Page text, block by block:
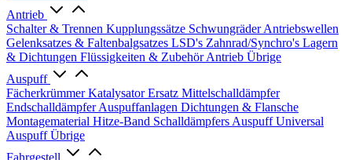
Antrieb
Schalter & Trennen Kupplungssätze SchwungräderAntriebswellen
Gelenksatzes & Faltenbalgsatzes LSD's Zahnrad/Synchro's Lagern
& Dichtungen Flüssigkeiten & ZubehörAntrieb Übrige
Auspuff
FächerkrümmerKatalysator Ersatz Mittelschalldämpfer
EndschalldämpferAuspuffanlagen Dichtungen & Flansche
Montagematerial Hitze-Band Schalldämpfers Auspuff Universal
Auspuff Übrige
Fahrgestell